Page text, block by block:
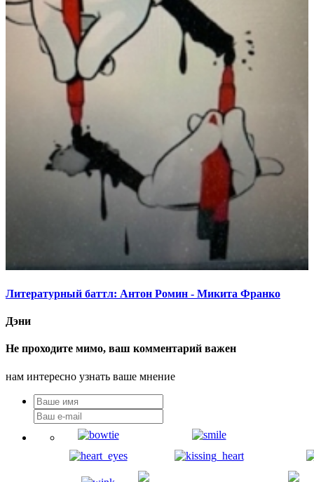
Литературный баттл: Антон Ромин - Микита Франко
Дэни
Не проходите мимо, ваш комментарий важен
нам интересно узнать ваше мнение